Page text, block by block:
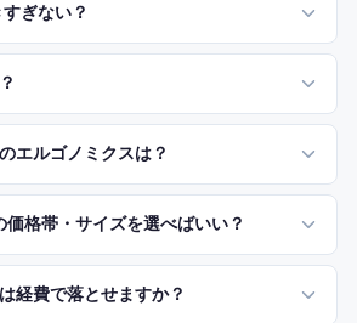
ぎない？
エルゴノミクスは？
価格帯・サイズを選べばいい？
経費で落とせますか？